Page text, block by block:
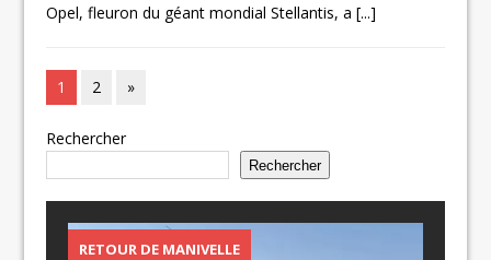
Opel, fleuron du géant mondial Stellantis, a[...]
1 2 »
Rechercher
Rechercher
RETOUR DE MANIVELLE